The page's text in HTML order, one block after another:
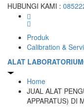
HUBUNGI KAMI :
Produk
Calibration &
ALAT LABORATORIUM
Home
JUAL ALAT
APPARATUS) DI